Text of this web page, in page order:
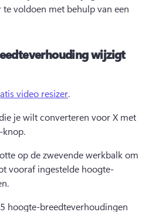
voldoen met behulp van een
wijzigt
video resizer.
je wilt converteren voor X met
op de zwevende werkbalk om
vooraf ingestelde hoogte-
hoogte-breedteverhoudingen